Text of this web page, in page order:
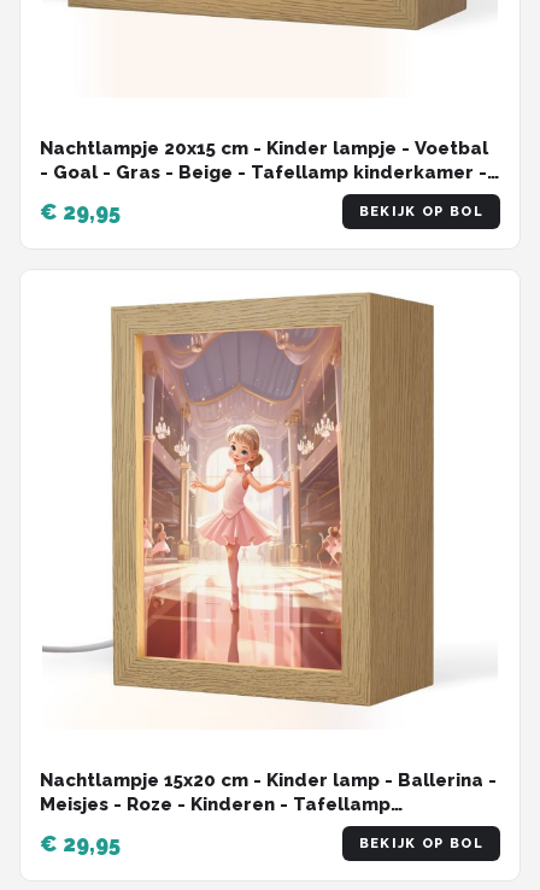
Nachtlampje 20x15 cm - Kinder lampje - Voetbal
- Goal - Gras - Beige - Tafellamp kinderkamer -
Slaapkamer lamp - Bedlamp kinderen -
Kinderlampje stopcontact - Wandlamp
babykamer - Nachtlampjes
€ 29,95 BEKIJK OP BOL
Nachtlampje 15x20 cm - Kinder lamp - Ballerina -
Meisjes - Roze - Kinderen - Tafellamp
kinderkamer - Slaapkamer lamp - Bedlamp
kinderen - Kinderlampje stopcontact -
Wandlamp babykamer - Nachtlampjes
€ 29,95 BEKIJK OP BOL